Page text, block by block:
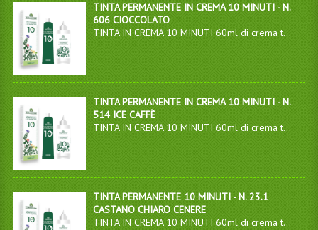
TINTA PERMANENTE IN CREMA 10 MINUTI - N.
606 CIOCCOLATO
TINTA IN CREMA 10 MINUTI 60ml di crema t...
TINTA PERMANENTE IN CREMA 10 MINUTI - N.
514 ICE CAFFÈ
TINTA IN CREMA 10 MINUTI 60ml di crema t...
TINTA PERMANENTE 10 MINUTI - N. 23.1
CASTANO CHIARO CENERE
TINTA IN CREMA 10 MINUTI 60ml di crema t...